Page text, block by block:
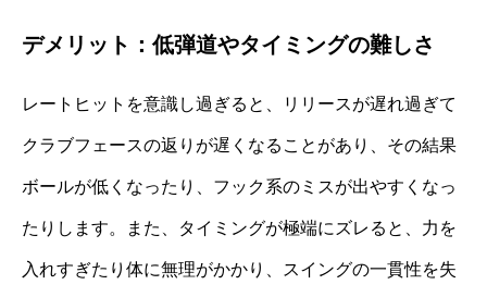
デメリット：低弾道やタイミングの難しさ
レートヒットを意識し過ぎると、リリースが遅れ過ぎて
クラブフェースの返りが遅くなることがあり、その結果
ボールが低くなったり、フック系のミスが出やすくなっ
たりします。また、タイミングが極端にズレると、力を
入れすぎたり体に無理がかかり、スイングの一貫性を失